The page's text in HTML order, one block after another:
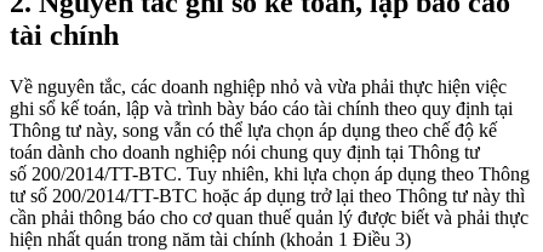
tài chính
Về nguyên tắc, các doanh nghiệp nhỏ và vừa phải thực hiện việc
ghi sổ kế toán, lập và trình bày báo cáo tài chính theo quy định tại
Thông tư này, song vẫn có thể lựa chọn áp dụng theo chế độ kế
toán dành cho doanh nghiệp nói chung quy định tại Thông tư
số 200/2014/TT-BTC. Tuy nhiên, khi lựa chọn áp dụng theo Thông
tư số 200/2014/TT-BTC hoặc áp dụng trở lại theo Thông tư này thì
cần phải thông báo cho cơ quan thuế quản lý được biết và phải thực
hiện nhất quán trong năm tài chính (khoản 1 Điều 3)